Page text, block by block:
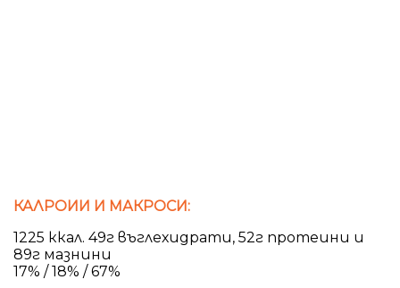
КАЛРОИИ И МАКРОСИ:
1225 ккал. 49г въглехидрати, 52г протеини и
89г мазнини
17% / 18% / 67%